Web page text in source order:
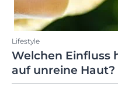
Lifestyle
Welchen Einfluss
auf unreine Haut?